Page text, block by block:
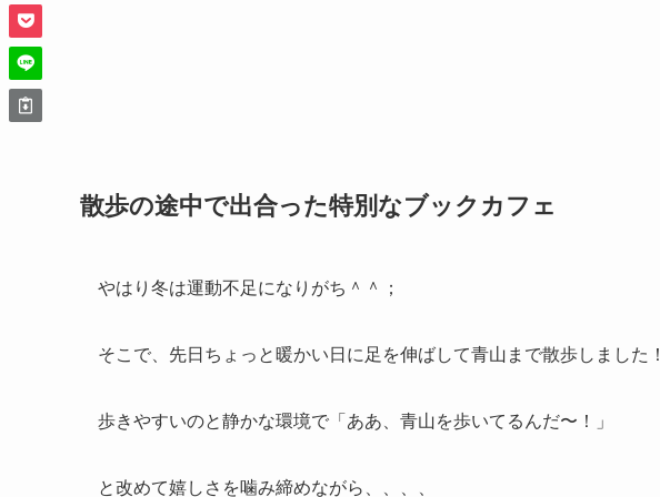
散歩の途中で出合った特別なブックカフェ
やはり冬は運動不足になりがち＾＾；
そこで、先日ちょっと暖かい日に足を伸ばして青山まで散歩しました！
歩きやすいのと静かな環境で「ああ、青山を歩いてるんだ〜！」
と改めて嬉しさを噛み締めながら、、、、